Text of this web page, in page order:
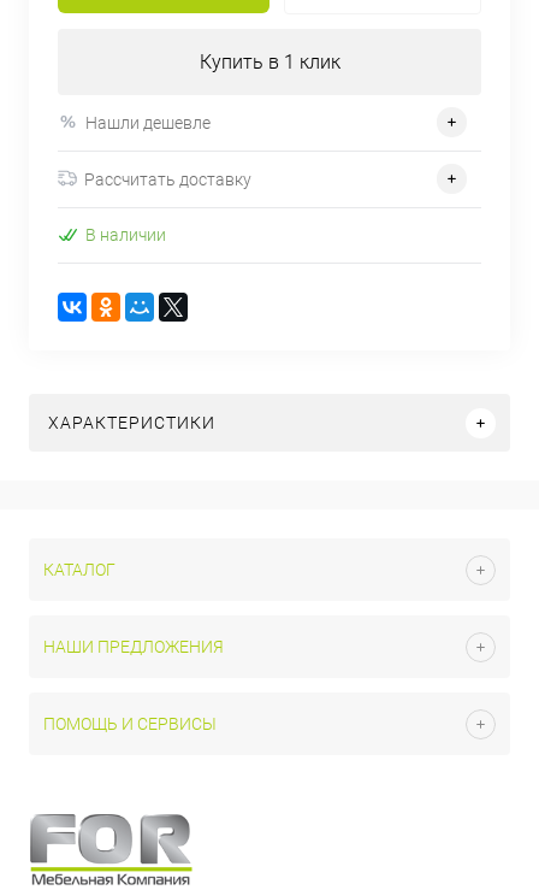
Купить в 1 клик
Нашли дешевле
Рассчитать доставку
В наличии
ХАРАКТЕРИСТИКИ
КАТАЛОГ
НАШИ ПРЕДЛОЖЕНИЯ
ПОМОЩЬ И СЕРВИСЫ